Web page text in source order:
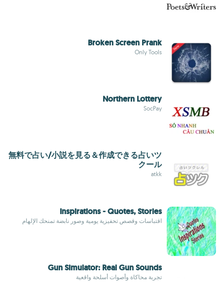
Broken Screen Prank
Only Tools
Northern Lottery
SocPay
無料で占い/小説を見る＆作成できる占いツ
クール
atkk
Inspirations - Quotes, Stories
اقتباسات وقصص تحفيزية يومية وصور نابضة تمنحك الإلهام
Gun Simulator: Real Gun Sounds
تجربة محاكاة وأصوات أسلحة واقعية